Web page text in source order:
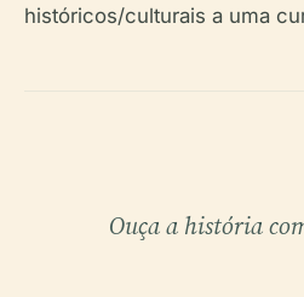
históricos/culturais a uma
Ouça a história